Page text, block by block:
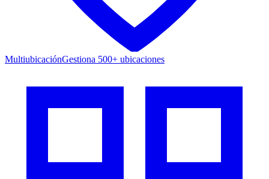
MultiubicaciónGestiona 500+ ubicaciones